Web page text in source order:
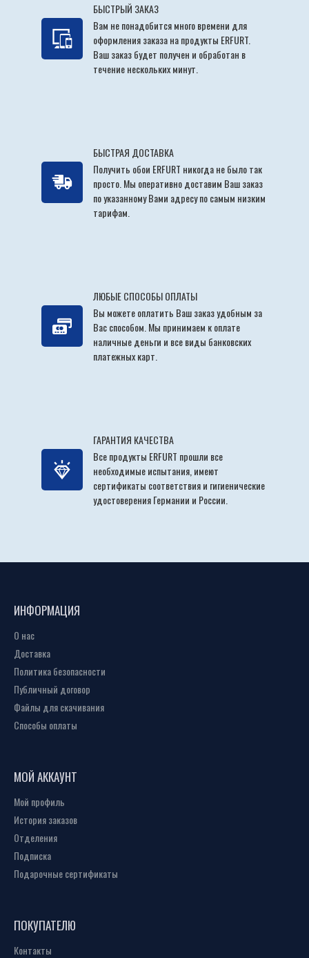
Инструменты очищаются водой сразу после их применения. При
необходимости можно использовать моющее средство.
ТЕХНИЧЕСКИЕ ХАРАКТЕРИСТИКИ
Ёмкости с продуктом должны храниться закрытыми, в защищенном от
солнечного лучей месте, при температуре от + 5°С до +38°C.
ИНСТРУКЦИИ ПО БЕЗОПАСНОСТИ
БЫСТРЫЙ ЗАКАЗ
Вам не понадобится много времени для
оформления заказа на продукты ERFURT.
Ваш заказ будет получен и обработан в
течение нескольких минут.
БЫСТРАЯ ДОСТАВКА
Получить обои ERFURT никогда не было так
просто. Мы оперативно доставим Ваш заказ
по указанному Вами адресу по самым низким
тарифам.
ЛЮБЫЕ СПОСОБЫ ОПЛАТЫ
Вы можете оплатить Ваш заказ удобным за
Вас способом. Мы принимаем к оплате
наличные деньги и все виды банковских
платежных карт.
ГАРАНТИЯ КАЧЕСТВА
Все продукты ERFURT прошли все
необходимые испытания, имеют
сертификаты соответствия и гигиенические
удостоверения Германии и России.
ИНФОРМАЦИЯ
О нас
Доставка
Политика безопасности
Публичный договор
Файлы для скачивания
Способы оплаты
МОЙ АККАУНТ
Мой профиль
История заказов
Отделения
Подписка
Подарочные сертификаты
ПОКУПАТЕЛЮ
Контакты